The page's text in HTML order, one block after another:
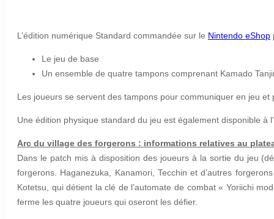
L’édition numérique Standard commandée sur le Nintendo eShop
Le jeu de base
Un ensemble de quatre tampons comprenant Kamado
Les joueurs se servent des tampons pour communiquer en jeu
Une édition physique standard du jeu est également disponible à
Arc du village des forgerons : informations relatives au
Dans le patch mis à disposition des joueurs à la sortie du jeu
forgerons. Haganezuka, Kanamori, Tecchin et d’autres
Kotetsu, qui détient la clé de l’automate de combat « Yoriichi
ferme les quatre joueurs qui oseront les défier.